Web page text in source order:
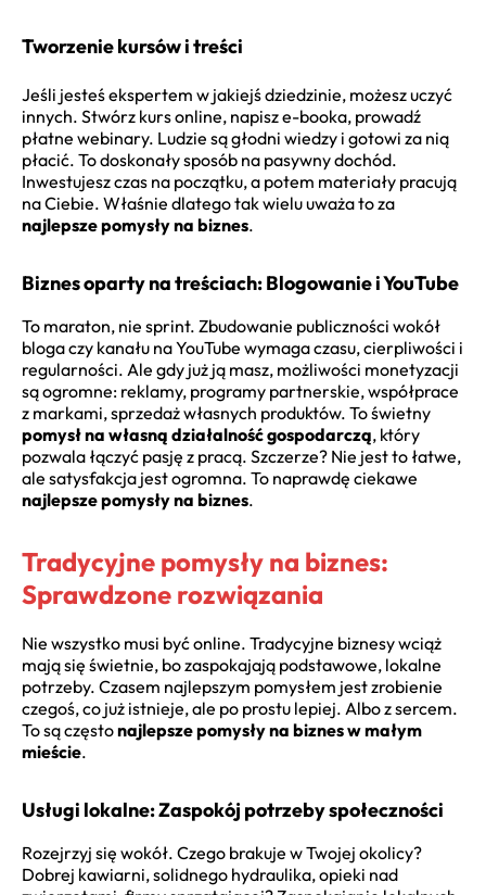
Tworzenie kursów i treści
Jeśli jesteś ekspertem w jakiejś dziedzinie, możesz uczyć
innych. Stwórz kurs online, napisz e-booka, prowadź
płatne webinary. Ludzie są głodni wiedzy i gotowi za nią
płacić. To doskonały sposób na pasywny dochód.
Inwestujesz czas na początku, a potem materiały pracują
na Ciebie. Właśnie dlatego tak wielu uważa to za
najlepsze pomysły na biznes.
Biznes oparty na treściach: Blogowanie i YouTube
To maraton, nie sprint. Zbudowanie publiczności wokół
bloga czy kanału na YouTube wymaga czasu, cierpliwości i
regularności. Ale gdy już ją masz, możliwości monetyzacji
są ogromne: reklamy, programy partnerskie, współprace
z markami, sprzedaż własnych produktów. To świetny
pomysł na własną działalność gospodarczą, który
pozwala łączyć pasję z pracą. Szczerze? Nie jest to łatwe,
ale satysfakcja jest ogromna. To naprawdę ciekawe
najlepsze pomysły na biznes.
Tradycyjne pomysły na biznes:
Sprawdzone rozwiązania
Nie wszystko musi być online. Tradycyjne biznesy wciąż
mają się świetnie, bo zaspokajają podstawowe, lokalne
potrzeby. Czasem najlepszym pomysłem jest zrobienie
czegoś, co już istnieje, ale po prostu lepiej. Albo z sercem.
To są częstonajlepsze pomysły na biznes w małym
mieście.
Usługi lokalne: Zaspokój potrzeby społeczności
Rozejrzyj się wokół. Czego brakuje w Twojej okolicy?
Dobrej kawiarni, solidnego hydraulika, opieki nad